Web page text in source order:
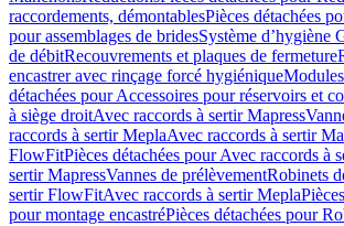
raccordements, démontablesPièces détachées
pour assemblages de bridesSystème d’hygiène
de débitRecouvrements et plaques de fermeture
encastrer avec rinçage forcé hygiénique
détachées pour Accessoires pour réservoirs et
à siège droitAvec raccords à sertir Mapress
raccords à sertir MeplaAvec raccords à sertir
FlowFitPièces détachées pour Avec raccords à
sertir MapressVannes de prélèvementRobinets
sertir FlowFitAvec raccords à sertir Mepla
pour montage encastréPièces détachées pour